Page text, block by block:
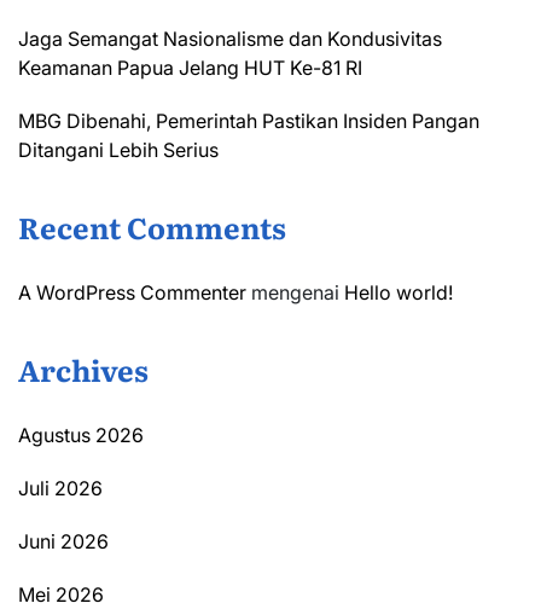
Jaga Semangat Nasionalisme dan Kondusivitas
Keamanan Papua Jelang HUT Ke-81 RI
MBG Dibenahi, Pemerintah Pastikan Insiden Pangan
Ditangani Lebih Serius
Recent Comments
A WordPress Commenter mengenai Hello world!
Archives
Agustus 2026
Juli 2026
Juni 2026
Mei 2026